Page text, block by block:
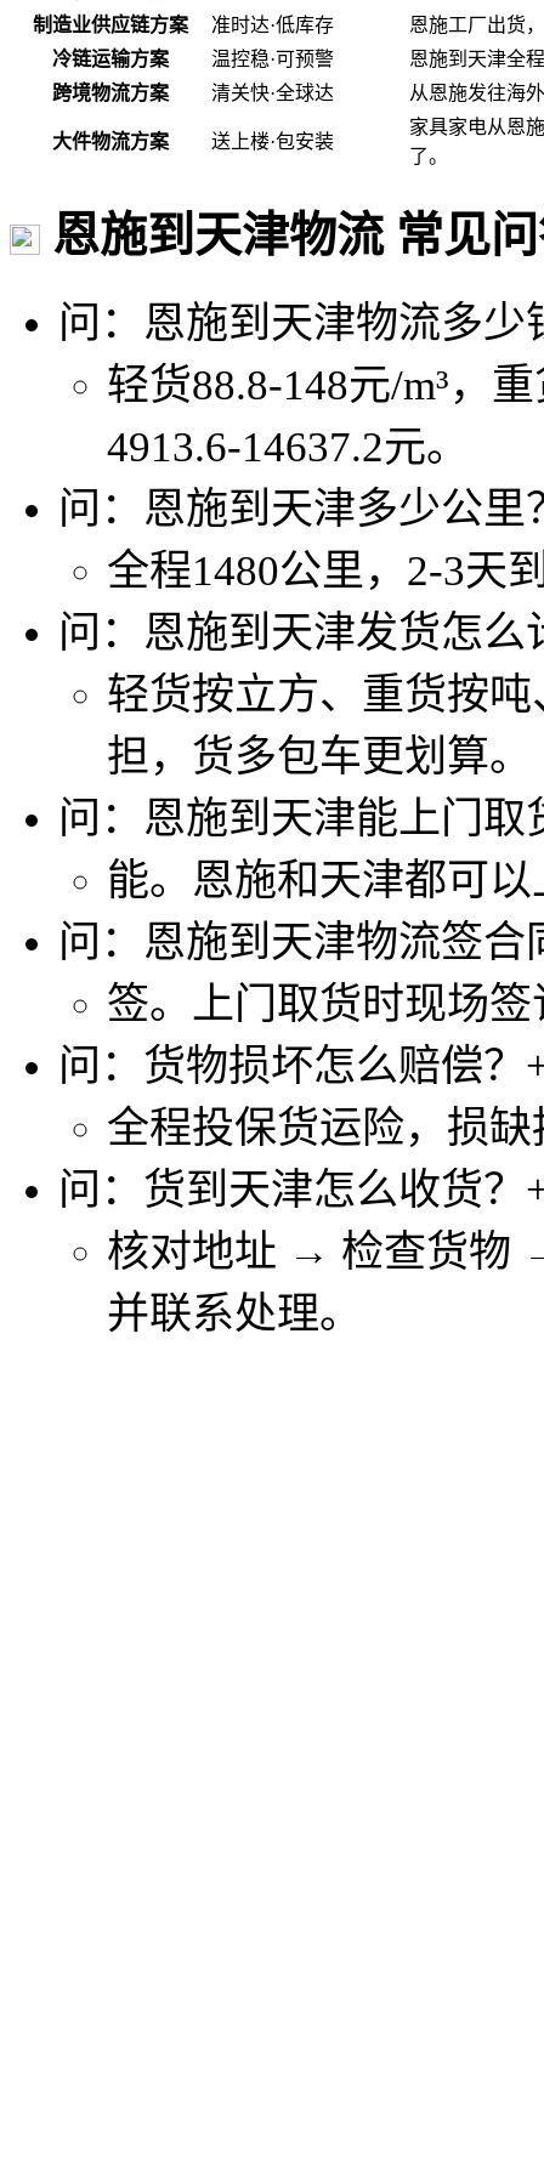
制造业供应链方案
准时达·低库存
恩施工厂出货
冷链运输方案
温控稳·可预警
恩施到天津全
跨境物流方案
清关快·全球达 从恩施发往海
大件物流方案 送上楼·包安装
家具家电从恩
了。
恩施到天津物流 常见
问：恩施到天津物流多少
轻货88.8-148元/m³，
4913.6-14637.2元。
问：恩施到天津多少公里
全程1480公里，2-3天
问：恩施到天津发货怎么
轻货按立方、重货按
担，货多包车更划算。
问：恩施到天津能上门取
能。恩施和天津都可
问：恩施到天津物流签合
签。上门取货时现场
问：货物损坏怎么赔偿？
全程投保货运险，损
问：货到天津怎么收货？
核对地址 → 检查货物
并联系处理。